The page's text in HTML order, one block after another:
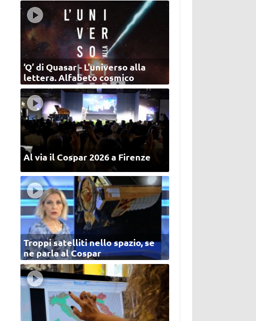
‘Q’ di Quasar - L'universo alla
lettera. Alfabeto cosmico
Al via il Cospar 2026 a Firenze
Troppi satelliti nello spazio, se
ne parla al Cospar